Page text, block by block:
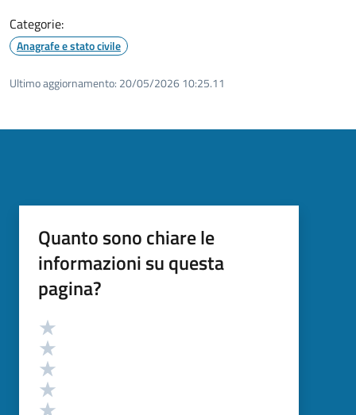
Categorie:
Anagrafe e stato civile
Ultimo aggiornamento: 20/05/2026 10:25.11
Quanto sono chiare le
informazioni su questa
pagina?
Valutazione